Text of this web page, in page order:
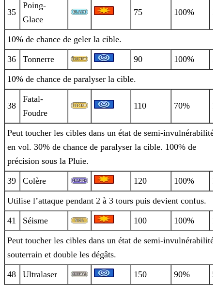
35
Poing-
Glace
75 100%
10% de chance de geler la cible.
36 Tonnerre 90 100%
10% de chance de paralyser la cible.
38
Fatal-
Foudre
110 70%
Peut toucher les cibles dans un état de semi-invulnérabilité
en vol. 30% de chance de paralyser la cible. 100% de
précision sous la Pluie.
39 Colère 120 100%
Utilise l’attaque pendant 2 à 3 tours puis devient confus.
41 Séisme 100 100%
Peut toucher les cibles dans un état de semi-invulnérabilité
souterrain et double les dégâts.
48 Ultralaser 150 90% 5